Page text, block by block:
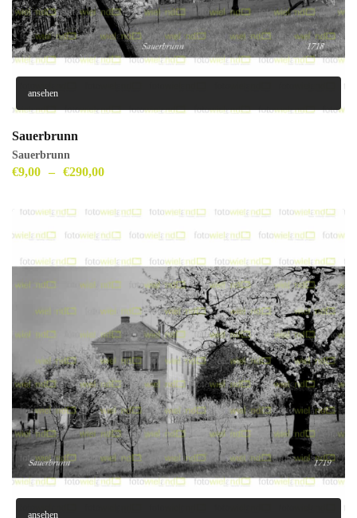
ansehen
Sauerbrunn
Sauerbrunn
€9,00 – €290,00
ansehen